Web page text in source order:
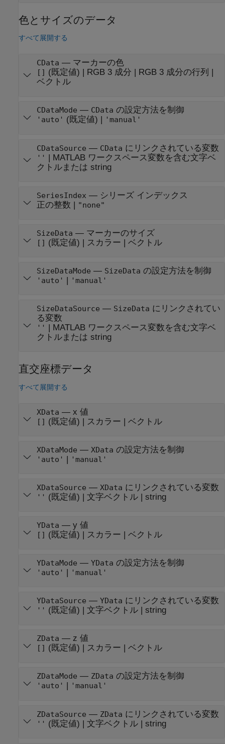
色とサイズのデータ
すべて展開する
CData — マーカーの色
[] (既定値) | RGB 3 成分 RGB 3 成分の行列
ベクトル
CDataMode — CData の設定方法を制御
'auto' (既定値) | 'manual'
CDataSource — CData にリンクされている変数
'' | MATLAB ワークスペース変数を含む文字ベ
クトルまたは string
SeriesIndex — シリーズ インデックス
正の整数 | "none"
SizeData — マーカーのサイズ
[] (既定値) | スカラー | ベクトル
SizeDataMode — SizeData の設定方法を制御
'auto' | 'manual'
SizeDataSource — SizeData にリンクされてい
る変数
'' | MATLAB ワークスペース変数を含む文字ベ
クトルまたは string
直交座標データ
すべて展開する
XData — x 値
[] (既定値) | スカラー | ベクトル
XDataMode — XData の設定方法を制御
'auto' | 'manual'
XDataSource — XData にリンクされている変数
'' (既定値) | 文字ベクトル| string
YData — y 値
[] (既定値) | スカラー | ベクトル
YDataMode — YData の設定方法を制御
'auto' | 'manual'
YDataSource — YData にリンクされている変数
'' (既定値) | 文字ベクトル| string
ZData — z 値
[] (既定値) | スカラー ベクトル
ZDataMode — ZData の設定方法を制御
'auto' 'manual'
ZDataSource — ZData にリンクされている変数
'' (既定値) | 文字ベクトル| string